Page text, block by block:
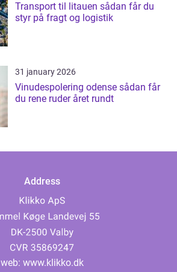
Transport til litauen sådan får du
styr på fragt og logistik
31 january 2026
Vinudespolering odense sådan får
du rene ruder året rundt
Address
web: www.klikko.dk